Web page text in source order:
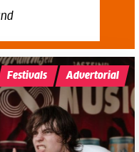
Festivals Advertorial